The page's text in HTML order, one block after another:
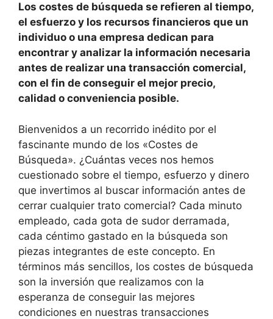
Los costes de búsqueda se refieren al tiempo,
el esfuerzo y los recursos financieros que un
individuo o una empresa dedican para
encontrar y analizar la información necesaria
antes de realizar una transacción comercial,
con el fin de conseguir el mejor precio,
calidad o conveniencia posible.
Bienvenidos a un recorrido inédito por el
fascinante mundo de los «Costes de
Búsqueda». ¿Cuántas veces nos hemos
cuestionado sobre el tiempo, esfuerzo y dinero
que invertimos al buscar información antes de
cerrar cualquier trato comercial? Cada minuto
empleado, cada gota de sudor derramada,
cada céntimo gastado en la búsqueda son
piezas integrantes de este concepto. En
términos más sencillos, los costes de búsqueda
son la inversión que realizamos con la
esperanza de conseguir las mejores
condiciones en nuestras transacciones